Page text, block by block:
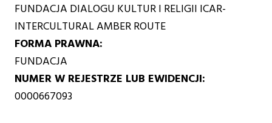
FUNDACJA DIALOGU KULTUR I RELIGII ICAR-
INTERCULTURAL AMBER ROUTE
FORMA PRAWNA
FUNDACJA
NUMER W REJESTRZE LUB EWIDENCJI
0000667093